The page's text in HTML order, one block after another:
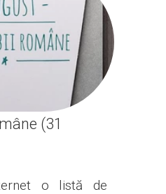
(31
o listă de